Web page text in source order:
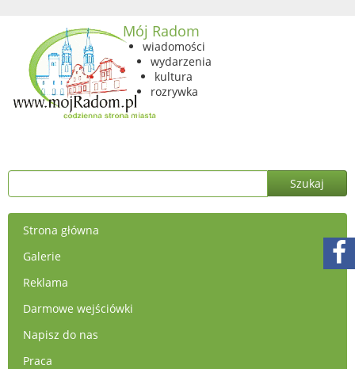
Mój Radom
wiadomości
wydarzenia
kultura
rozrywka
Strona główna
Galerie
Reklama
Darmowe wejściówki
Napisz do nas
Praca